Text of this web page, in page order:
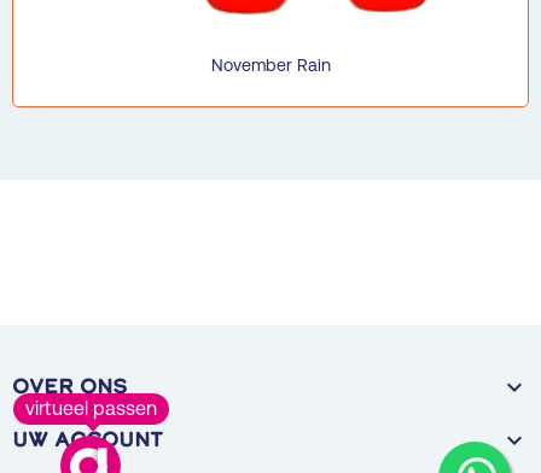
November Rain
OVER ONS 
Uw account 
virtueel passen